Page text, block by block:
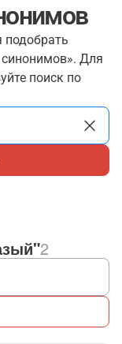
подобрать
Для
поиск по
2